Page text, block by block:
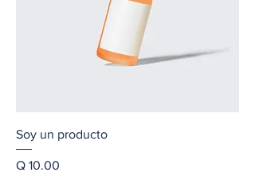
Soy un producto
Precio
Q 10.00